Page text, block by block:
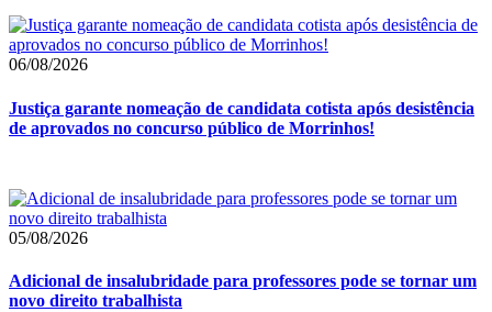
06/08/2026
Justiça garante nomeação de candidata cotista após desistência
de aprovados no concurso público de Morrinhos!
05/08/2026
Adicional de insalubridade para professores pode se tornar um
novo direito trabalhista